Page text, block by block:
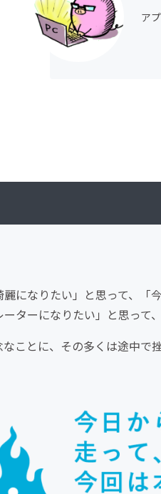
ア
になりたい」と思って、「
ーターになりたい」と思って
ことに、その多くは途中で